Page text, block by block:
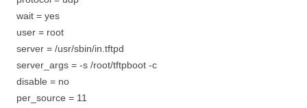
wait = yes
user = root
server = /usr/sbin/in.tftpd
server_args = -s /root/tftpboot -c
disable = no
per_source = 11